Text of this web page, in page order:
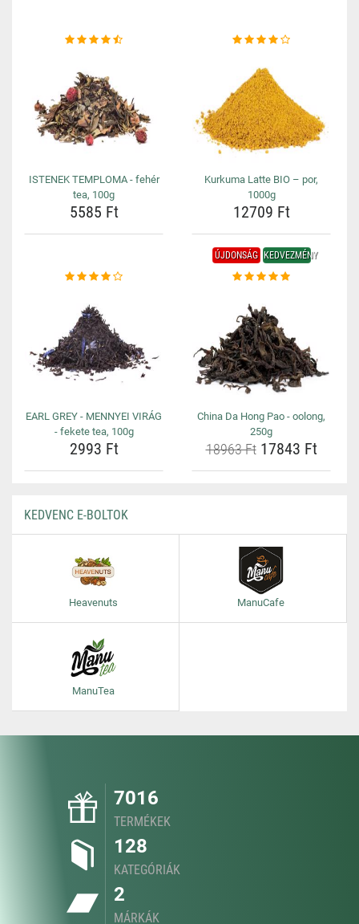
ISTENEK TEMPLOMA - fehér
tea, 100g
5585 Ft
Kurkuma Latte BIO – por,
1000g
12709 Ft
EARL GREY - MENNYEI VIRÁG
- fekete tea, 100g
2993 Ft
ÚJDONSÁG KEDVEZMÉNY
China Da Hong Pao - oolong,
250g
18963 Ft17843 Ft
KEDVENC E-BOLTOK
Heavenuts ManuCafe
ManuTea
7016
TERMÉKEK
128
KATEGÓRIÁK
2
MÁRKÁK